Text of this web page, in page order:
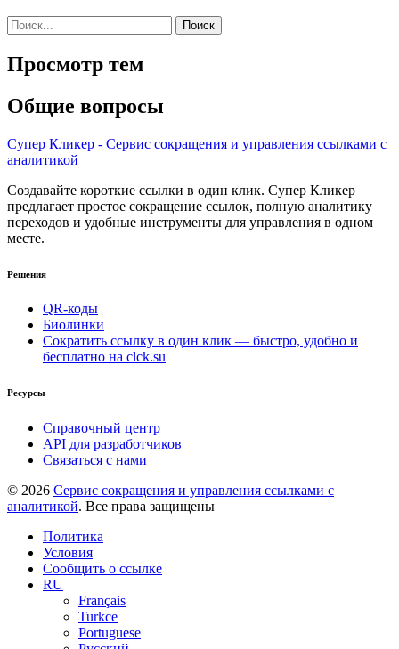
Поиск
Просмотр тем
Общие вопросы
Супер Кликер - Сервис сокращения и управления ссылками с
аналитикой
Создавайте короткие ссылки в один клик. Супер Кликер
предлагает простое сокращение ссылок, полную аналитику
переходов и удобные инструменты для управления в одном
месте.
Решения
QR-коды
Биолинки
Сократить ссылку в один клик — быстро, удобно и
бесплатно на clck.su
Ресурсы
Справочный центр
API для разработчиков
Связаться с нами
© 2026 Сервис сокращения и управления ссылками с
аналитикой. Все права защищены
Политика
Условия
Сообщить о ссылке
RU
Français
Turkce
Portuguese